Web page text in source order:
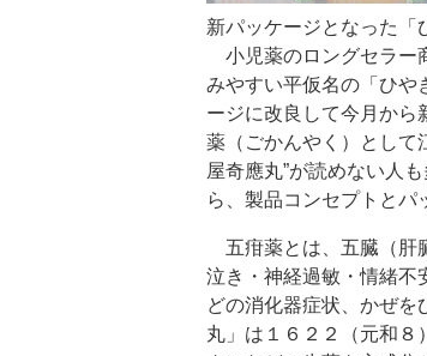
新パッケージとなった「
小児薬のロングセラー
みやすい平仮名の「ひや
ージに改良して今月から
薬（ごかんやく）として
屋奇應丸”が読めない人
ら、製品コンセプトとパ
五疳薬とは、五臓（肝
泣き・神経過敏・情緒不
どの消化器症状、かぜ
丸」は１６２２（元和８